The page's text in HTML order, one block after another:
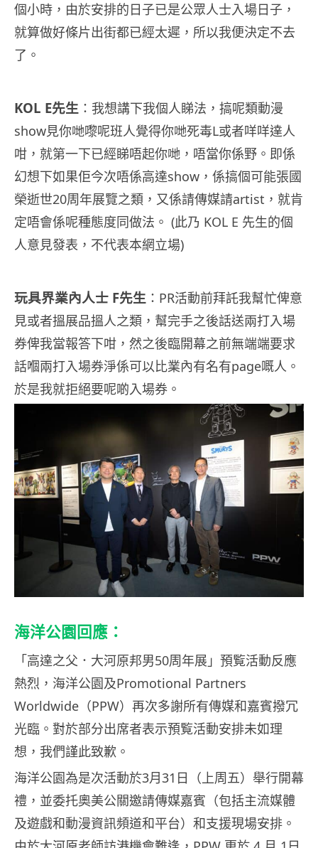
個小時，由於安排的日子已是公眾人士入場日子，
就算做好條片出街都已經太遲，所以我便決定不去
了。
KOL E先生 ：我想講下我個人睇法，搞呢類動漫
show見你哋嚟呢班人覺得你哋死毒L或者咩咩達人
咁，就第一下已經睇唔起你哋，唔當你係野。即係
幻想下如果佢今次唔係高達show，係搞個可能張國
榮逝世20周年展覽之類，又係請傳媒請artist，就肯
定唔會係呢種態度同做法。 (此乃 KOL E 先生的個
人意見發表，不代表本網立場)
玩具界業內人士 F先生 ：PR活動前拜託我幫忙俾意
見或者搵展品搵人之類，幫完手之後話送兩打入場
券俾我當報答下咁，然之後臨開幕之前無端端要求
話嗰兩打入場券淨係可以比業內有名有page嘅人。
於是我就拒絕要呢啲入場券。
海洋公園回應：
「高達之父．大河原邦男50周年展」預覧活動反應
熱烈，海洋公園及Promotional Partners
Worldwide（PPW）再次多謝所有傳媒和嘉賓撥冗
光臨。對於部分出席者表示預覧活動安排未如理
想，我們謹此致歉。
海洋公園為是次活動於3月31日（上周五）舉行開幕
禮，並委托奧美公關邀請傳媒嘉賓（包括主流媒體
及遊戲和動漫資訊頻道和平台）和支援現場安排。